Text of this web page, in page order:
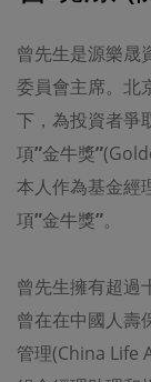
曾先生是源樂晟
委員會主席。北
下，為投資者爭
項”金牛獎”
本人作為基金經
項”金牛獎”。
曾先生擁有超過
曾在在中國人壽
管理(China Life
本網址所提
同意﹐均不
售、分發、
業用途。
網絡安全
東英資管不
將被發送、受
閣下承認並確
適當的預防
全性的連接
的準確性，